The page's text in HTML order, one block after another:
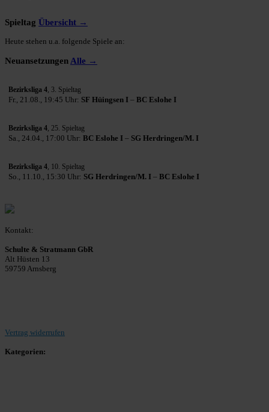
Spieltag Übersicht →
Heute stehen u.a. folgende Spiele an:
Neuansetzungen Alle →
Bezirksliga 4, 3. Spieltag
Fr., 21.08., 19:45 Uhr: SF Hüingsen I – BC Eslohe I
Bezirksliga 4, 25. Spieltag
Sa., 24.04., 17:00 Uhr: BC Eslohe I – SG Herdringen/M. I
Bezirksliga 4, 10. Spieltag
So., 11.10., 15:30 Uhr: SG Herdringen/M. I – BC Eslohe I
Kontakt:
Schulte & Stratmann GbR
Alt Hüsten 13
59759 Arnsberg
Vertrag widerrufen
Kategorien: